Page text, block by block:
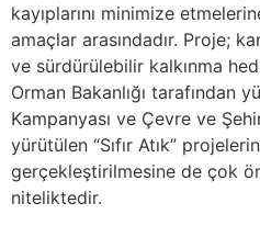
kayıplarını minimize
amaçlar arasındadır. Proje;
ve sürdürülebilir kalkınma
Orman Bakanlığı tarafından
Kampanyası ve Çevre ve
yürütülen “Sıfır Atık”
gerçekleştirilmesine de çok
niteliktedir.